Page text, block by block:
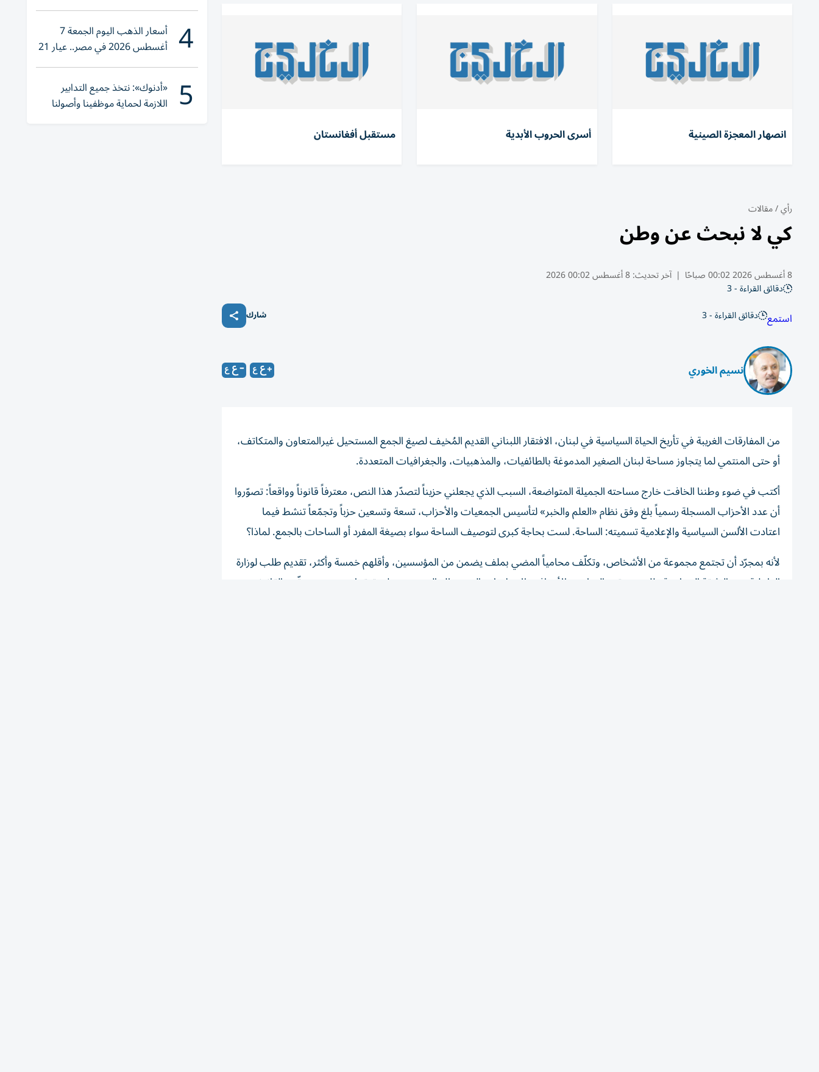
انصهار المعجزة الصينية أسرى الحروب الأبدية مستقبل أفغانستان
رأي/مقالات
كي لا نبحث عن وطن
8 أغسطس 2026 00:02 صباحًا | آخر تحديث:8 أغسطس 00:02 2026
دقائق القراءة - 3
استمع دقائق القراءة - 3 شارك
نسيم الخوري
من المفارقات الغريبة في تأريخ الحياة السياسية في لبنان، الافتقار اللبناني القديم المُخيف لصيغ الجمع المستحيل غيرالمتعاون والمتكاتف،
أو حتى المنتمي لما يتجاوز مساحة لبنان الصغير المدموغة بالطائفيات، والمذهبيات، والجغرافيات المتعددة.
أكتب في ضوء وطننا الخافت خارج مساحته الجميلة المتواضعة، السبب الذي يجعلني حزيناً لتصدّر هذا النص، معترفاً قانوناً وواقعاً: تصوّروا
أن عدد الأحزاب المسجلة رسمياً بلغ وفق نظام «العلم والخبر» لتأسيس الجمعيات والأحزاب، تسعة وتسعين حزباً وتجمّعاً تنشط فيما
اعتادت الألسن السياسية والإعلامية تسميته: الساحة. لست بحاجة كبرى لتوصيف الساحة سواء بصيغة المفرد أو الساحات بالجمع. لماذا؟
لأنه بمجرّد أن تجتمع مجموعة من الأشخاص، وتكلّف محامياً المضي بملف يضمن من المؤسسين، وأقلهم خمسة وأكثر، تقديم طلب لوزارة
الداخلية مع «الوثيقة السياسية» للتجمع، تبرز المبادئ والأهداف والإصلاحات التي يتطلع المجتمعون لتحقيقها، يصبح من حقّهم القانوني
حيوية
4 أسعار الذهب اليوم الجمعة 7
أغسطس 2026 في مصر.. عيار 21
يقترب من هذا الرقم
5 «أدنوك»: نتخذ جميع التدابير
اللازمة لحماية موظفينا وأصولنا